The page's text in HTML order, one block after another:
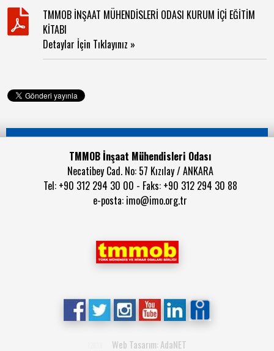
TMMOB İNŞAAT MÜHENDİSLERİ ODASI KURUM İÇİ EĞİTİM
KİTABI
Detaylar İçin Tıklayınız »
TMMOB İnşaat Mühendisleri Odası
Necatibey Cad. No: 57 Kızılay / ANKARA
Tel: +90 312 294 30 00 - Faks: +90 312 294 30 88
e-posta: imo@imo.org.tr
Web Tasarım: AdaNET